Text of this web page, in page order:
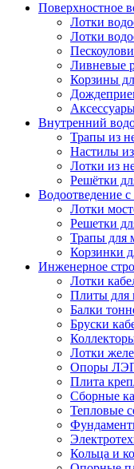
Поверхностное
Лотки
Лотки
Ливневые
Корзины
Внутренний
Трапы из
Настилы
Лотки из
Решётки
Водоотведение
Лотки
Решетки
Трапы для
Корзинки
Инженерное
Лотки
Плиты для
Балки
Бруски
Лотки
Опоры
Плита
Сборные
Тепловые
Кольца и